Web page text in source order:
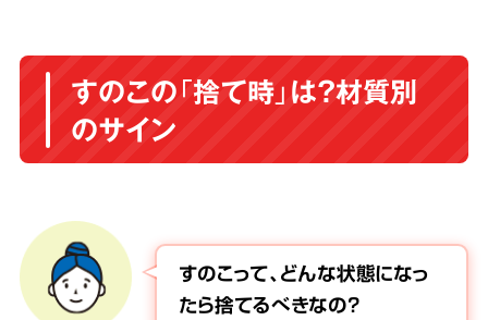
すのこの「捨て時」は？材質別
のサイン
すのこって、どんな状態になっ
たら捨てるべきなの？